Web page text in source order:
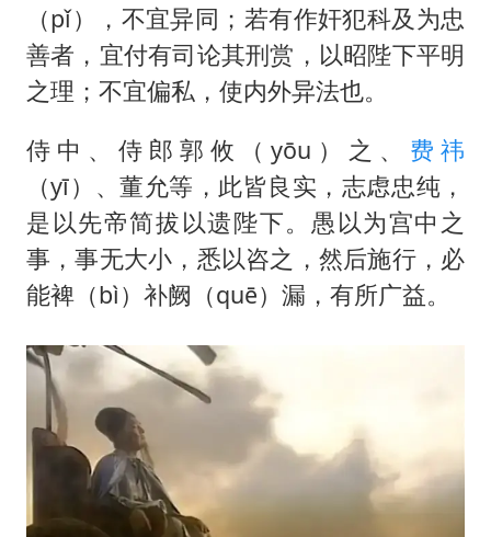
（pǐ），不宜异同；若有作奸犯科及为忠
善者，宜付有司论其刑赏，以昭陛下平明
之理；不宜偏私，使内外异法也。
侍中、侍郎郭攸（yōu）之、 费祎
（yī）、董允等，此皆良实，志虑忠纯，
是以先帝简拔以遗陛下。愚以为宫中之
事，事无大小，悉以咨之，然后施行，必
能裨（bì）补阙（quē）漏，有所广益。